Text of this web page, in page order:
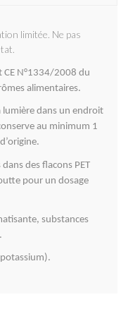
limitée. Ne pas
N°1334/2008 du
alimentaires.
lumière dans un endroit
au minimum 1
des flacons PET
pour un dosage
substances